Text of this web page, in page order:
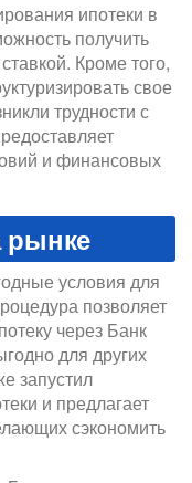
ипотеки в
получить
Кроме того,
свое
трудности с
и финансовых
рынке
условия для
позволяет
через Банк
для других
запустил
и предлагает
сэкономить